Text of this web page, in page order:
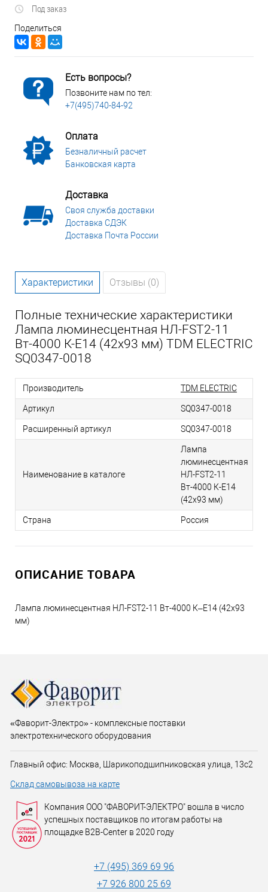
Под заказ
Поделиться
Есть вопросы?
Позвоните нам по тел:
+7(495)740-84-92
Оплата
Безналичный расчет
Банковская карта
Доставка
Своя служба доставки
Доставка СДЭК
Доставка Почта России
Характеристики Отзывы (0)
Полные технические характеристики
Лампа люминесцентная НЛ-FSТ2-11
Вт-4000 К-Е14 (42х93 мм) TDM ELECTRIC
SQ0347-0018
Производитель TDM ELECTRIC
Артикул SQ0347-0018
Расширенный артикул SQ0347-0018
Наименование в каталоге
Лампа
люминесцентная
НЛ-FSТ2-11
Вт-4000 К-Е14
(42х93 мм)
Страна Россия
ОПИСАНИЕ ТОВАРА
Лампа люминесцентная НЛ-FSТ2-11 Вт-4000 К–Е14 (42х93
мм)
«Фаворит-Электро» - комплексные поставки
электротехнического оборудования
Главный офис: Москва, Шарикоподшипниковская улица, 13с2
Склад самовывоза на карте
Компания ООО "ФАВОРИТ-ЭЛЕКТРО" вошла в число
успешных поставщиков по итогам работы на
площадке B2B-Center в 2020 году
+7 (495) 369 69 96
+7 926 800 25 69